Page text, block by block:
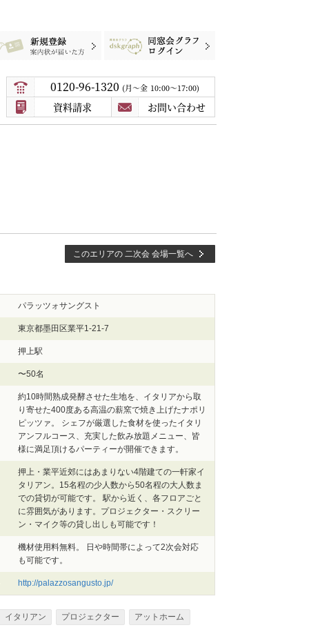
案内状が届いた方 同窓会グラフログイン
0120-96-1320 月〜金 10:00～17:00
資料請求 お問い合わせ
このエリアの 二次会 会場一覧へ
パラッツォサングスト
東京都墨田区業平1-21-7
押上駅
〜50名
約10時間熟成発酵させた生地を、イタリアから取
り寄せた400度ある高温の薪窯で焼き上げたナポリ
ピッツァ。 シェフが厳選した食材を使ったイタリ
アンフルコース、充実した飲み放題メニュー、皆
様に満足頂けるパーティーが開催できます。
押上・業平近郊にはあまりない4階建ての一軒家イ
タリアン。15名程の少人数から50名程の大人数ま
での貸切が可能です。 駅から近く、各フロアごと
に雰囲気があります。プロジェクター・スクリー
ン・マイク等の貸し出しも可能です！
機材使用料無料。 日や時間帯によって2次会対応
も可能です。
http://palazzosangusto.jp/
イタリアン プロジェクター アットホーム